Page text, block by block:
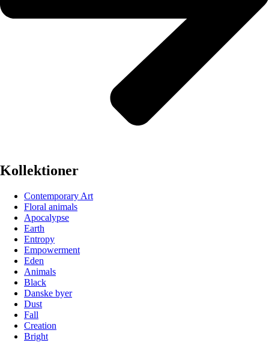
Kollektioner
Contemporary Art
Floral animals
Apocalypse
Earth
Entropy
Empowerment
Eden
Animals
Black
Danske byer
Dust
Fall
Creation
Bright